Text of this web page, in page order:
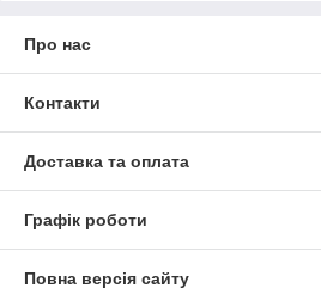
Про нас
Контакти
Доставка та оплата
Графік роботи
Повна версія сайту